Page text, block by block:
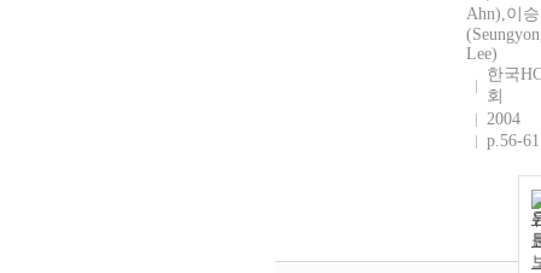
Ahn),이
Lee)
한국
회
2004
p.56-61